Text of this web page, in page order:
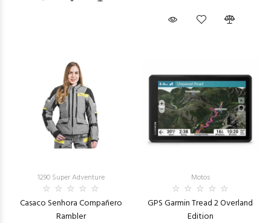
1290 Super Adventure
Casaco Senhora Compañero
Rambler
Motos
GPS Garmin Tread 2 Overland
Edition